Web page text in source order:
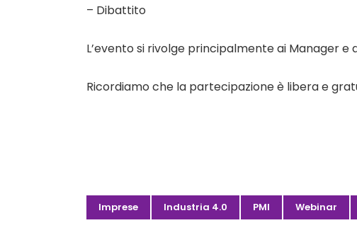
– Dibattito
L’evento si rivolge principalmente ai Manager e
Ricordiamo che la partecipazione è libera e
Imprese Industria 4.0 PMI Webinar